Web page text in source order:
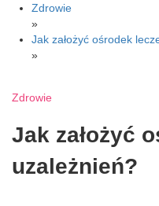
Zdrowie
»
Jak założyć ośrodek
»
Zdrowie
Jak założyć
uzależnień?